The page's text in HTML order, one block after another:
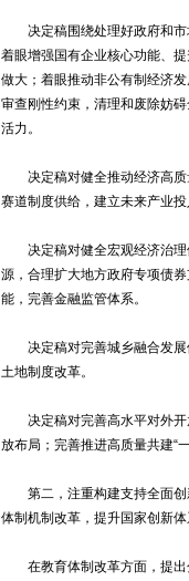
决定稿围绕处理好政府和市
着眼增强国有企业核心功能、
做大；着眼推动非公有制经济
审查刚性约束，清理和废除妨
活力。
决定稿对健全推动经济高质
赛道制度供给，建立未来产业
决定稿对健全宏观经济治理
源，合理扩大地方政府专项债
能，完善金融监管体系。
决定稿对完善城乡融合发展
土地制度改革。
决定稿对完善高水平对外开
放布局；完善推进高质量共建“一
第二，注重构建支持全面创
体制机制改革，提升国家创新体
在教育体制改革方面，提出